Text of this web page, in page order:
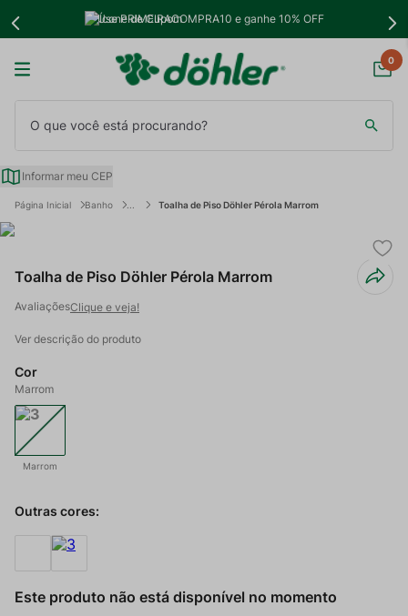
Use PRIMEIRACOMPRA10 e ganhe 10% OFF
0
Informar meu CEP
Banho Toalha de Piso Döhler Pérola Marrom
Toalha de Piso Döhler Pérola Marrom
Clique e veja!
Ver descrição do produto
Cor
Marrom
Marrom
Outras cores:
Este produto não está disponível no momento